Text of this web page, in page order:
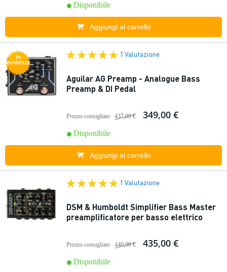
Disponibile
Aggiungi al carrello
In
evidenza
1 Valutazione
Aguilar AG Preamp - Analogue Bass
Preamp & DI Pedal
Prezzo consigliato 437,00 € 349,00 €
Disponibile
Aggiungi al carrello
1 Valutazione
DSM & Humboldt Simplifier Bass Master
preamplificatore per basso elettrico
Prezzo consigliato 440,00 € 435,00 €
Disponibile